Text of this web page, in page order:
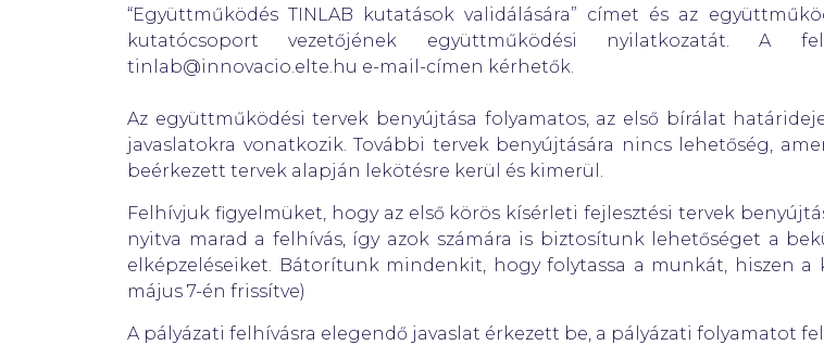
“Együttműködés TINLAB kutatások validálására” címet és az
kutatócsoport vezetőjének együttműködési nyilatkozatát. A
tinlab@innovacio.elte.hu e-mail-címen kérhetők.
Az együttműködési tervek benyújtása folyamatos, az első bírálat
javaslatokra vonatkozik. További tervek benyújtására nincs lehetőség,
beérkezett tervek alapján lekötésre kerül és kimerül.
Felhívjuk figyelmüket, hogy az első körös kísérleti fejlesztési tervek
nyitva marad a felhívás, így azok számára is biztosítunk lehetőséget a
elképzeléseiket. Bátorítunk mindenkit, hogy folytassa a munkát, hiszen
május 7-én frissítve)
A pályázati felhívásra elegendő javaslat érkezett be, a pályázati folyamatot